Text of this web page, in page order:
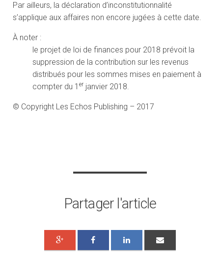
Par ailleurs, la déclaration d’inconstitutionnalité
s’applique aux affaires non encore jugées à cette date.
À noter :
le projet de loi de finances pour 2018 prévoit la
suppression de la contribution sur les revenus
distribués pour les sommes mises en paiement à
compter du 1er janvier 2018.
© Copyright Les Echos Publishing – 2017
Partager l'article